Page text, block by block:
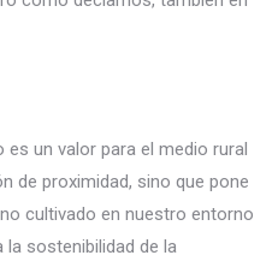
un valor para el medio rural
de proximidad, sino que pone
cultivado en nuestro entorno
sostenibilidad de la